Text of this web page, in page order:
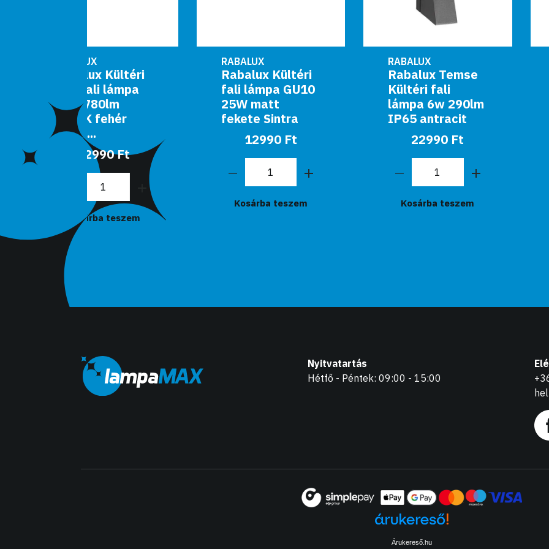
Rabalux Kültéri
fali lámpa GU10
25W matt
fekete Sintra
12990 Ft
Kosárba teszem
Rabalux Temse
Kültéri fali
IP65 antracit
Kosárba teszem
Rabalux Kültéri
állólámpa E27
20W
fekete/fehér
Darrington...
Nyitvatartás
Hétfő - Péntek: 09:00 - 15:00
Árukereső.hu